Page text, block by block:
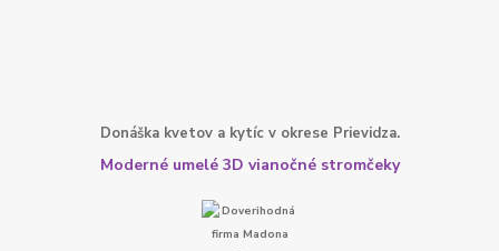
Donáška kvetov a kytíc v okrese Prievidza.
Moderné umelé 3D vianočné stromčeky